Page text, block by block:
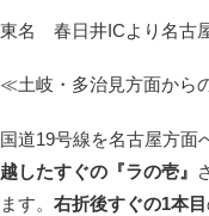
東名 春日井ICより名古
≪土岐・多治見方面から
国道19号線を名古屋方面
越したすぐの『ラの壱』
ます。 右折後すぐの1本目